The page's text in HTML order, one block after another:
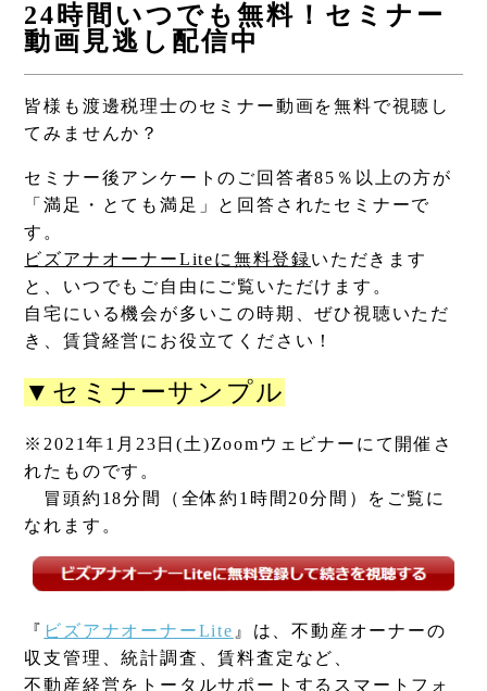
24時間いつでも無料！セミナー
動画見逃し配信中
皆様も渡邊税理士のセミナー動画を無料で視聴し
てみませんか？
セミナー後アンケートのご回答者85％以上の方が
「満足・とても満足」と回答されたセミナーで
す。
ビズアナオーナーLiteに無料登録いただきます
と、いつでもご自由にご覧いただけます。
自宅にいる機会が多いこの時期、ぜひ視聴いただ
き、賃貸経営にお役立てください！
▼セミナーサンプル
※2021年1月23日(土)Zoomウェビナーにて開催さ
れたものです。
​冒頭約18分間（全体約1時間20分間）をご覧に
なれます。
『 ビズアナオーナーLite 』は、不動産オーナーの
収支管理、統計調査、賃料査定など、
不動産経営をトータルサポートするスマートフォ